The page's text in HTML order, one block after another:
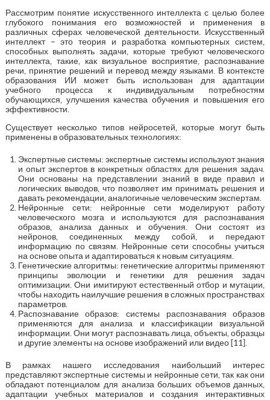
Рассмотрим понятие искусственного интеллекта с целью более
глубокого понимания его возможностей и применения в
различных сферах человеческой деятельности. Искусственный
интеллект – это теория и разработка компьютерных систем,
способных выполнять задачи, которые требуют человеческого
интеллекта, такие, как визуальное восприятие, распознавание
речи, принятие решений и перевод между языками. В контексте
образования ИИ может быть использован для адаптации
учебного процесса к индивидуальным потребностям
обучающихся, улучшения качества обучения и повышения его
эффективности.
Существует несколько типов нейросетей, которые могут быть
применены в образовательных технологиях:
Экспертные системы: экспертные системы используют знания
и опыт экспертов в конкретных областях для решения задач.
Они основаны на представлении знаний в виде правил и
логических выводов, что позволяет им принимать решения и
давать рекомендации, аналогичные человеческим экспертам.
Нейронные сети: нейронные сети моделируют работу
человеческого мозга и используются для распознавания
образов, анализа данных и обучения. Они состоят из
нейронов, соединенных между собой, и передают
информацию по связям. Нейронные сети способны учиться
на основе опыта и адаптироваться к новым ситуациям.
Генетические алгоритмы: генетические алгоритмы применяют
принципы эволюции и генетики для решения задач
оптимизации. Они имитируют естественный отбор и мутации,
чтобы находить наилучшие решения в сложных пространствах
параметров.
Распознавание образов: системы распознавания образов
применяются для анализа и классификации визуальной
информации. Они могут распознавать лица, объекты, образцы
и другие элементы на основе изображений или видео [11].
В рамках нашего исследования наибольший интерес
представляют экспертные системы и нейронные сети, так как они
обладают потенциалом для анализа больших объемов данных,
адаптации учебных материалов и создания интерактивных